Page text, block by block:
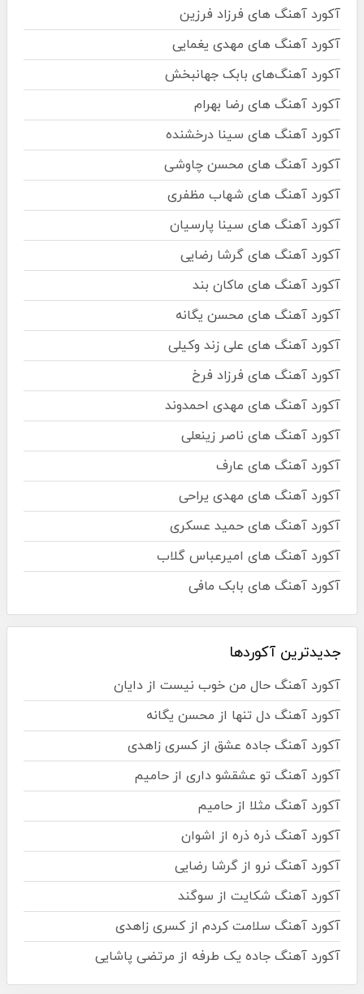
آکورد آهنگ های فرزاد فرزین
آکورد آهنگ های مهدی یغمایی
آکورد آهنگ‌های بابک جهانبخش
آکورد آهنگ های رضا بهرام
آکورد آهنگ های سینا درخشنده
آکورد آهنگ های محسن چاوشی
آکورد آهنگ های شهاب مظفری
آکورد آهنگ های سینا پارسیان
آکورد آهنگ های گرشا رضایی
آکورد آهنگ های ماکان بند
آکورد آهنگ های محسن یگانه
آکورد آهنگ های علی زند وکیلی
آکورد آهنگ های فرزاد فرخ
آکورد آهنگ های مهدی احمدوند
آکورد آهنگ های ناصر زینعلی
آکورد آهنگ های عارف
آکورد آهنگ های مهدی یراحی
آکورد آهنگ های حمید عسکری
آکورد آهنگ های امیرعباس گلاب
آکورد آهنگ های بابک مافی
جدیدترین آکوردها
آکورد آهنگ حال من خوب نیست از دایان
آکورد آهنگ دل تنها از محسن یگانه
آکورد آهنگ جاده عشق از کسری زاهدی
آکورد آهنگ تو عشقشو داری از حامیم
آکورد آهنگ مثلا از حامیم
آکورد آهنگ ذره ذره از اشوان
آکورد آهنگ نرو از گرشا رضایی
آکورد آهنگ شکایت از سوگند
آکورد آهنگ سلامت کردم از کسری زاهدی
آکورد آهنگ جاده یک طرفه از مرتضی پاشایی